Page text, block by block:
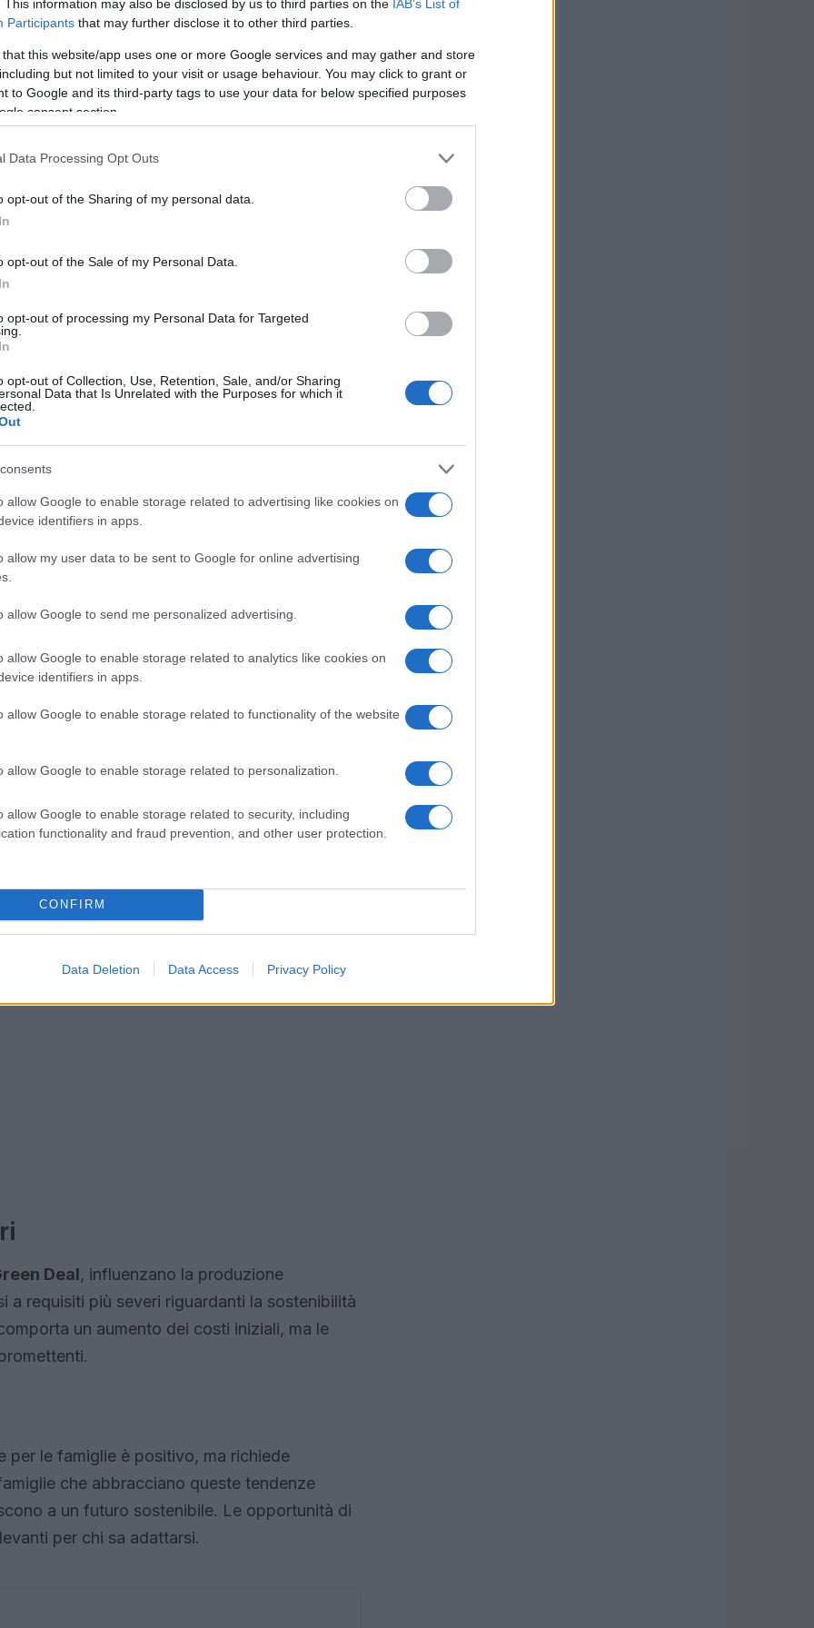
This information may also be disclosed by us to third parties on the IAB’s List of
Participants that may further disclose it to other third parties.
that this website/app uses one or more Google services and may gather and store
but not limited to your visit or usage behaviour. You may click to grant or
to Google and its third-party tags to use your data for below specified purposes
consent section.
Data Processing Opt Outs
opt-out of the Sharing of my personal data.
opt-out of the Sale of my Personal Data.
opt-out of processing my Personal Data for Targeted
opt-out of Collection, Use, Retention, Sale, and/or Sharing
Data that Is Unrelated with the Purposes for which it
allow Google to enable storage related to advertising like cookies on
identifiers in apps.
allow my user data to be sent to Google for online advertising
allow Google to send me personalized advertising.
allow Google to enable storage related to analytics like cookies on
identifiers in apps.
allow Google to enable storage related to functionality of the website
allow Google to enable storage related to personalization.
allow Google to enable storage related to security, including
functionality and fraud prevention, and other user protection.
CONFIRM
Data Deletion Data Access Privacy Policy
a una maggiore
le loro abitudini alimentari e a investire di più
salute. Questo trend è ulteriormente
ha evidenziato l’importanza di una
emergenti
vegetalie dellealternative alla carne
trend non rappresenta un fenomeno
del settore. Laliquiditànei mercati
non solo migliora la
in cibi freschi e locali può contribuire a
della BCE indicano che le famiglie che
il 15% in meno in spese sanitarie.
Deal, influenzano la produzione
a requisiti più severi riguardanti la sostenibilità
un aumento dei costi iniziali, ma le
per le famiglie è positivo, ma richiede
che abbracciano queste tendenze
a un futuro sostenibile. Le opportunità di
per chi sa adattarsi.